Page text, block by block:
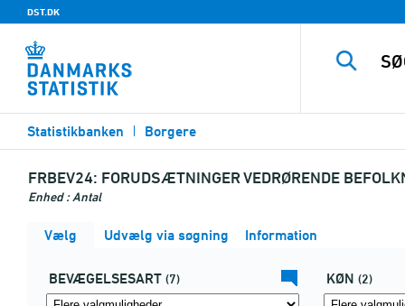
DST.DK
Statistikbanken Borgere
FRBEV24: FORUDSÆTNINGER VEDRØRENDE
Enhed : Antal
Vælg Udvælg via søgning Information
BEVÆGELSESART (7) KØN (2)